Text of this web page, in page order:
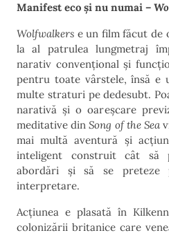
Manifest eco și nu numai –
Wolfwalkers e un film făcut de
la al patrulea lungmetraj
narativ convențional și
pentru toate vârstele, însă e
multe straturi pe dedesubt.
narativă și o oareșcare
meditative dinSong of the Sea
mai multă aventură și
inteligent construit cât să
abordări și să se
interpretare.
Acțiunea e plasată în
colonizării britanice care